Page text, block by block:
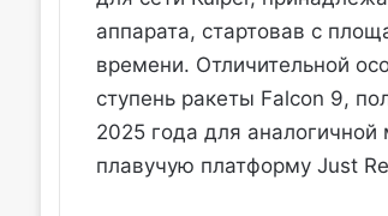
аппарата, стартовав с
времени. Отличительной
ступень ракеты Falcon 9,
2025 года для аналогичной
плавучую платформу Just